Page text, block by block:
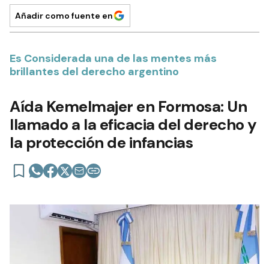
Añadir como fuente en
Es Considerada una de las mentes más
brillantes del derecho argentino
Aída Kemelmajer en Formosa: Un
llamado a la eficacia del derecho y
la protección de infancias